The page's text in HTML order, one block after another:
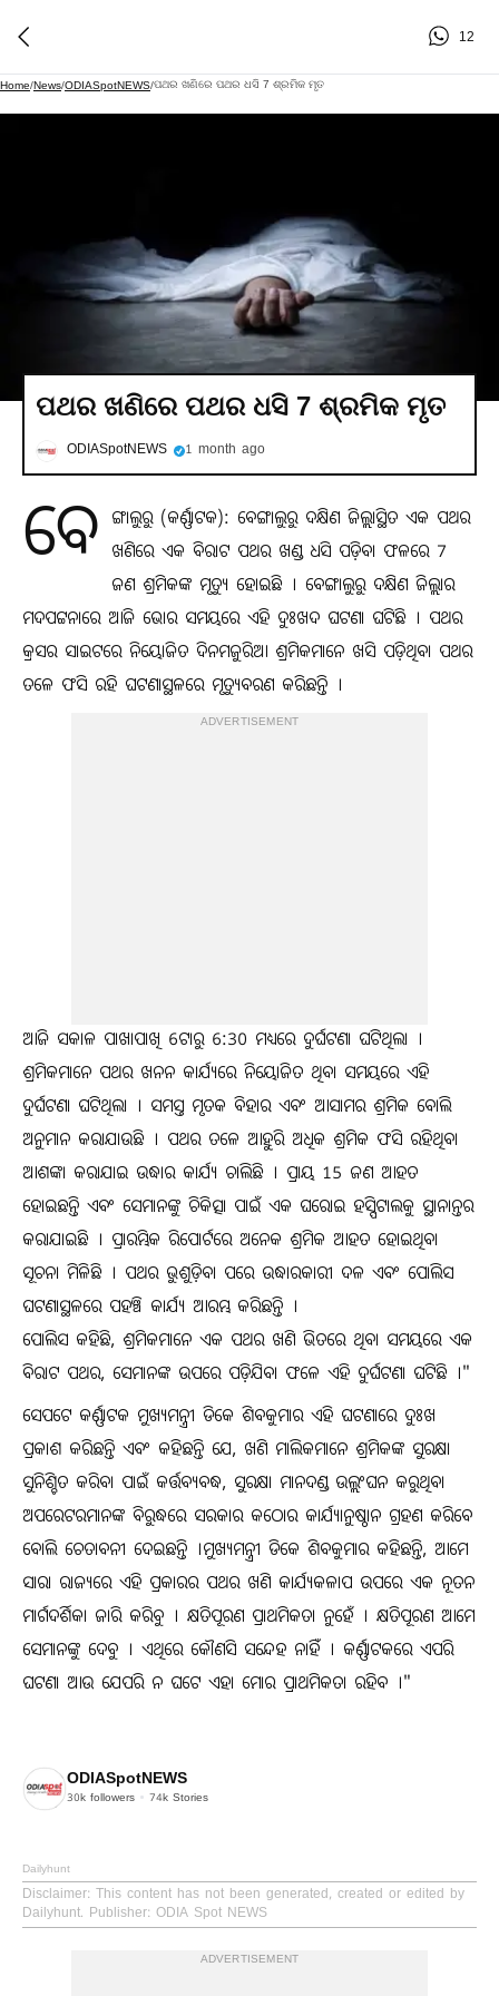
12
Home/News/ODIASpotNEWS/ପଥର ଖଣିରେ ପଥର ଧସି 7 ଶ୍ରମିକ ମୃତ
ପଥର ଖଣିରେ ପଥର ଧସି 7 ଶ୍ରମିକ ମୃତ
ODIASpotNEWS 1 month ago
ବେ ଙ୍ଗାଲୁରୁ (କର୍ଣ୍ଣାଟକ): ବେଙ୍ଗାଲୁରୁ ଦକ୍ଷିଣ ଜିଲ୍ଲାସ୍ଥିତ ଏକ ପଥର
ଖଣିରେ ଏକ ବିରାଟ ପଥର ଖଣ୍ଡ ଧସି ପଡ଼ିବା ଫଳରେ 7
ଜଣ ଶ୍ରମିକଙ୍କ ମୃତ୍ୟୁ ହୋଇଛି । ବେଙ୍ଗାଲୁରୁ ଦକ୍ଷିଣ ଜିଲ୍ଲାର
ମଦପଟ୍ଟନାରେ ଆଜି ଭୋର ସମୟରେ ଏହି ଦୁଃଖଦ ଘଟଣା ଘଟିଛି । ପଥର
କ୍ରସର ସାଇଟରେ ନିୟୋଜିତ ଦିନମଜୁରିଆ ଶ୍ରମିକମାନେ ଖସି ପଡ଼ିଥିବା ପଥର
ତଳେ ଫସି ରହି ଘଟଣାସ୍ଥଳରେ ମୃତ୍ୟୁବରଣ କରିଛନ୍ତି ।
ADVERTISEMENT
ଆଜି ସକାଳ ପାଖାପାଖି 6ଟାରୁ 6:30 ମଧ୍ୟରେ ଦୁର୍ଘଟଣା ଘଟିଥିଲା ।
ଶ୍ରମିକମାନେ ପଥର ଖନନ କାର୍ଯ୍ୟରେ ନିୟୋଜିତ ଥିବା ସମୟରେ ଏହି
ଦୁର୍ଘଟଣା ଘଟିଥିଲା । ସମସ୍ତ ମୃତକ ବିହାର ଏବଂ ଆସାମର ଶ୍ରମିକ ବୋଲି
ଅନୁମାନ କରାଯାଉଛି । ପଥର ତଳେ ଆହୁରି ଅଧିକ ଶ୍ରମିକ ଫସି ରହିଥିବା
ଆଶଙ୍କା କରାଯାଇ ଉଦ୍ଧାର କାର୍ଯ୍ୟ ଚାଲିଛି । ପ୍ରାୟ 15 ଜଣ ଆହତ
ହୋଇଛନ୍ତି ଏବଂ ସେମାନଙ୍କୁ ଚିକିତ୍ସା ପାଇଁ ଏକ ଘରୋଇ ହସ୍ପିଟାଲକୁ ସ୍ଥାନାନ୍ତର
କରାଯାଇଛି । ପ୍ରାରମ୍ଭିକ ରିପୋର୍ଟରେ ଅନେକ ଶ୍ରମିକ ଆହତ ହୋଇଥିବା
ସୂଚନା ମିଳିଛି । ପଥର ଭୁଶୁଡ଼ିବା ପରେ ଉଦ୍ଧାରକାରୀ ଦଳ ଏବଂ ପୋଲିସ
ଘଟଣାସ୍ଥଳରେ ପହଞ୍ଚି କାର୍ଯ୍ୟ ଆରମ୍ଭ କରିଛନ୍ତି ।
ପୋଲିସ କହିଛି, ଶ୍ରମିକମାନେ ଏକ ପଥର ଖଣି ଭିତରେ ଥିବା ସମୟରେ ଏକ
ବିରାଟ ପଥର, ସେମାନଙ୍କ ଉପରେ ପଡ଼ିଯିବା ଫଳେ ଏହି ଦୁର୍ଘଟଣା ଘଟିଛି ।"
ସେପଟେ କର୍ଣ୍ଣାଟକ ମୁଖ୍ୟମନ୍ତ୍ରୀ ଡିକେ ଶିବକୁମାର ଏହି ଘଟଣାରେ ଦୁଃଖ
ପ୍ରକାଶ କରିଛନ୍ତି ଏବଂ କହିଛନ୍ତି ଯେ, ଖଣି ମାଲିକମାନେ ଶ୍ରମିକଙ୍କ ସୁରକ୍ଷା
ସୁନିଶ୍ଚିତ କରିବା ପାଇଁ କର୍ତ୍ତବ୍ୟବଦ୍ଧ, ସୁରକ୍ଷା ମାନଦଣ୍ଡ ଉଲ୍ଲଂଘନ କରୁଥିବା
ଅପରେଟରମାନଙ୍କ ବିରୁଦ୍ଧରେ ସରକାର କଠୋର କାର୍ଯ୍ୟାନୁଷ୍ଠାନ ଗ୍ରହଣ କରିବେ
ବୋଲି ଚେତାବନୀ ଦେଇଛନ୍ତି ।ମୁଖ୍ୟମନ୍ତ୍ରୀ ଡିକେ ଶିବକୁମାର କହିଛନ୍ତି, ଆମେ
ସାରା ରାଜ୍ୟରେ ଏହି ପ୍ରକାରର ପଥର ଖଣି କାର୍ଯ୍ୟକଳାପ ଉପରେ ଏକ ନୂତନ
ମାର୍ଗଦର୍ଶିକା ଜାରି କରିବୁ । କ୍ଷତିପୂରଣ ପ୍ରାଥମିକତା ନୁହେଁ । କ୍ଷତିପୂରଣ ଆମେ
ସେମାନଙ୍କୁ ଦେବୁ । ଏଥିରେ କୌଣସି ସନ୍ଦେହ ନାହିଁ । କର୍ଣ୍ଣାଟକରେ ଏପରି
ଘଟଣା ଆଉ ଯେପରି ନ ଘଟେ ଏହା ମୋର ପ୍ରାଥମିକତା ରହିବ ।"
ODIASpotNEWS
30k followers 74k Stories
Dailyhunt
Disclaimer: This content has not been generated, created or edited by
Dailyhunt. Publisher: ODIA Spot NEWS
ADVERTISEMENT